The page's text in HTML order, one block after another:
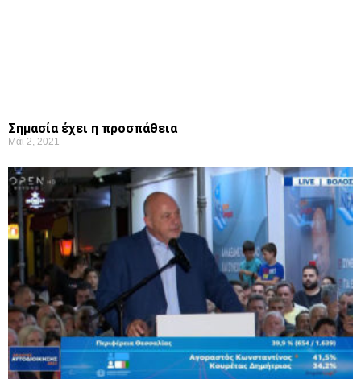
Σημασία έχει η προσπάθεια
Μάι 2, 2021